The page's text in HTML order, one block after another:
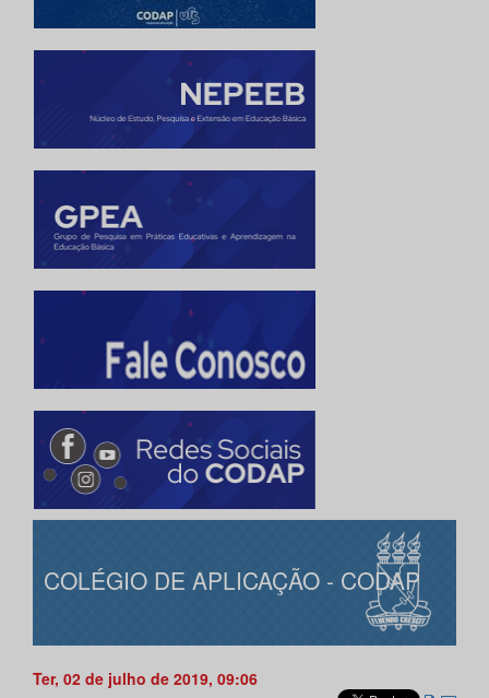
COLÉGIO DE APLICAÇÃO - CODAP
Ter, 02 de julho de 2019, 09:06